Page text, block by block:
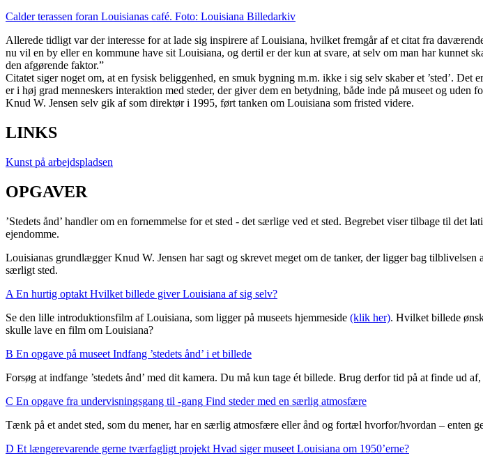
Calder terassen foran Louisianas café. Foto: Louisiana Billedarkiv
Allerede tidligt var der interesse for at lade sig inspirere af Louisiana, hvilket fremgår af et citat fra
nu vil en by eller en kommune have sit Louisiana, og dertil er der kun at svare, at selv om man har kunnet
den afgørende faktor.”
Citatet siger noget om, at en fysisk beliggenhed, en smuk bygning m.m. ikke i sig selv skaber et ’sted’. Det
er i høj grad menneskers interaktion med steder, der giver dem en betydning, både inde på museet og
Knud W. Jensen selv gik af som direktør i 1995, ført tanken om Louisiana som fristed videre.
LINKS
Kunst på arbejdspladsen
OPGAVER
’Stedets ånd’ handler om en fornemmelse for et sted - det særlige ved et sted. Begrebet viser tilbage til det
ejendomme.
Louisianas grundlægger Knud W. Jensen har sagt og skrevet meget om de tanker, der ligger bag
særligt sted.
A En hurtig optakt Hvilket billede giver Louisiana af sig selv?
Se den lille introduktionsfilm af Louisiana, som ligger på museets hjemmeside (klik her). Hvilket billede
skulle lave en film om Louisiana?
B En opgave på museet Indfang ’stedets ånd’ i et billede
Forsøg at indfange ’stedets ånd’ med dit kamera. Du må kun tage ét billede. Brug derfor tid på at finde ud
C En opgave fra undervisningsgang til -gang Find steder med en særlig atmosfære
Tænk på et andet sted, som du mener, har en særlig atmosfære eller ånd og fortæl hvorfor/hvordan – enten
D Et længerevarende gerne tværfagligt projekt Hvad siger museet Louisiana om 1950’erne?